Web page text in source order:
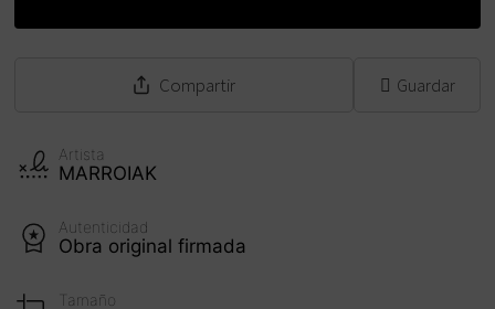
Compartir Guardar
Artista
MARROIAK
Autenticidad
Obra original firmada
Tamaño